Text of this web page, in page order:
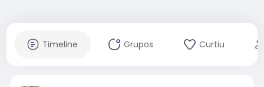
Timeline Grupos Curtiu